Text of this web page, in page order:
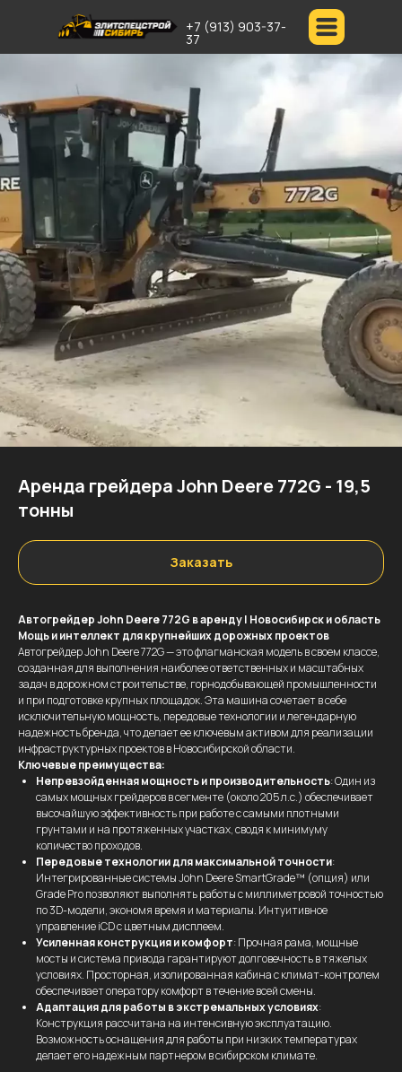
+7 (913) 903-37-
37
Аренда грейдера John Deere 772G - 19,5
тонны
Заказать
Автогрейдер John Deere 772G в аренду | Новосибирск и область
Мощь и интеллект для крупнейших дорожных проектов
Автогрейдер John Deere 772G — это флагманская модель в своем классе,
созданная для выполнения наиболее ответственных и масштабных
задач в дорожном строительстве, горнодобывающей промышленности
и при подготовке крупных площадок. Эта машина сочетает в себе
исключительную мощность, передовые технологии и легендарную
надежность бренда, что делает ее ключевым активом для реализации
инфраструктурных проектов в Новосибирской области.
Ключевые преимущества:
Непревзойденная мощность и производительность: Один из
самых мощных грейдеров в сегменте (около 205 л.с.) обеспечивает
высочайшую эффективность при работе с самыми плотными
грунтами и на протяженных участках, сводя к минимуму
количество проходов.
Передовые технологии для максимальной точности:
Интегрированные системы John Deere SmartGrade™ (опция) или
Grade Pro позволяют выполнять работы с миллиметровой точностью
по 3D-модели, экономя время и материалы. Интуитивное
управление iCD с цветным дисплеем.
Усиленная конструкция и комфорт: Прочная рама, мощные
мосты и система привода гарантируют долговечность в тяжелых
условиях. Просторная, изолированная кабина с климат-контролем
обеспечивает оператору комфорт в течение всей смены.
Адаптация для работы в экстремальных условиях:
Конструкция рассчитана на интенсивную эксплуатацию.
Возможность оснащения для работы при низких температурах
делает его надежным партнером в сибирском климате.